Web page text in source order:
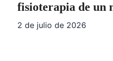
fisioterapia de un
2 de julio de 2026